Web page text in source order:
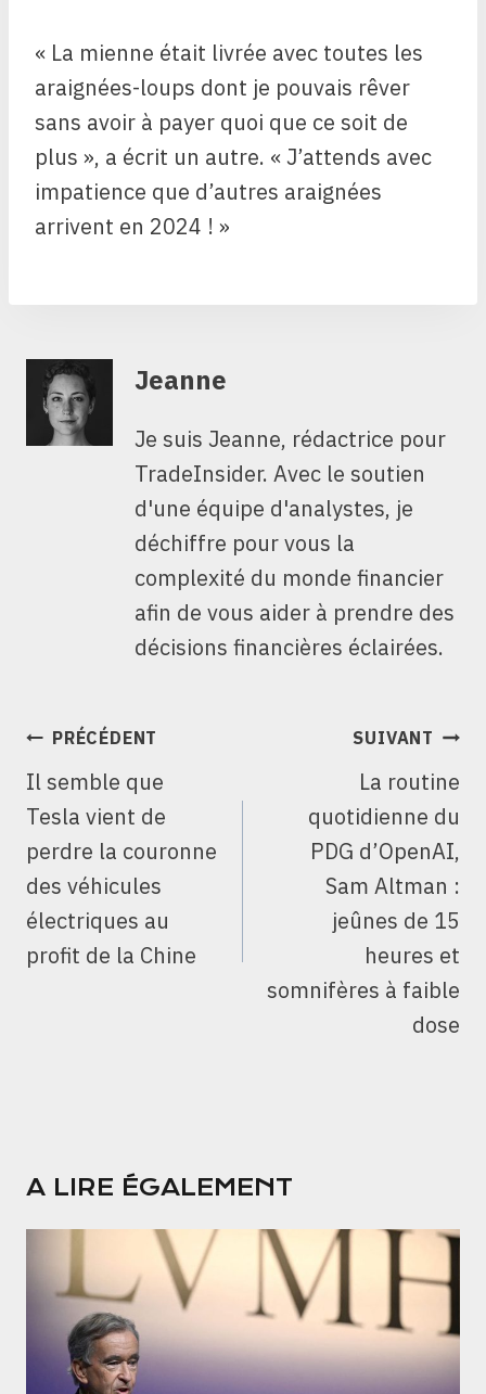
« La mienne était livrée avec toutes les
araignées-loups dont je pouvais rêver
sans avoir à payer quoi que ce soit de
plus », a écrit un autre. « J’attends avec
impatience que d’autres araignées
arrivent en 2024 ! »
Jeanne
Je suis Jeanne, rédactrice pour
TradeInsider. Avec le soutien
d'une équipe d'analystes, je
déchiffre pour vous la
complexité du monde financier
afin de vous aider à prendre des
décisions financières éclairées.
NAVIGATION
L’ARTICLE
PRÉCÉDENT
Il semble que
Tesla vient de
perdre la couronne
des véhicules
électriques au
profit de la Chine
SUIVANT
La routine
quotidienne du
PDG d’OpenAI,
Sam Altman :
jeûnes de 15
heures et
somnifères à faible
dose
A LIRE ÉGALEMENT